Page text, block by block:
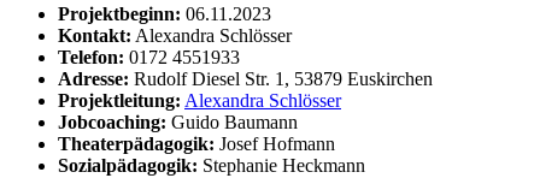
Projektbeginn: 06.11.2023
Kontakt: Alexandra Schlösser
Telefon: 0172 4551933
Adresse: Rudolf Diesel Str. 1, 53879 Euskirchen
Projektleitung: Alexandra Schlösser
Jobcoaching: Guido Baumann
Theaterpädagogik: Josef Hofmann
Sozialpädagogik: Stephanie Heckmann